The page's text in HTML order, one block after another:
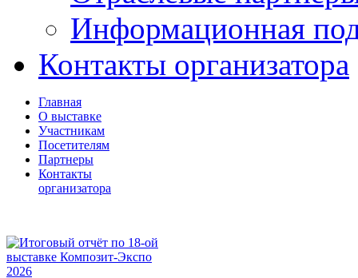
Информационная
Контакты организатора
Главная
О выставке
Участникам
Посетителям
Партнеры
Контакты
организатора